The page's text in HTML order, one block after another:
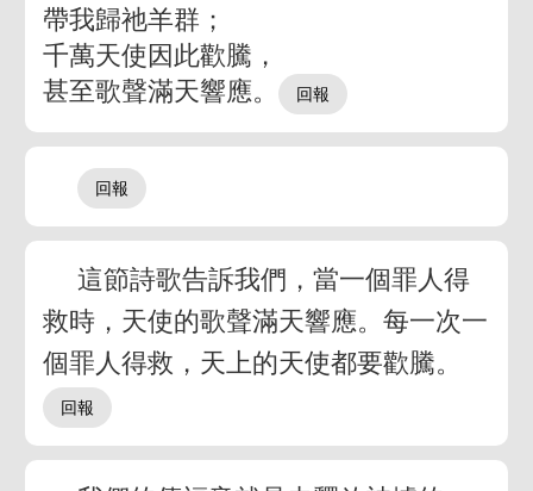
帶我歸祂羊群；
千萬天使因此歡騰，
甚至歌聲滿天響應。
這節詩歌告訴我們，當一個罪人得
救時，天使的歌聲滿天響應。每一次一
個罪人得救，天上的天使都要歡騰。